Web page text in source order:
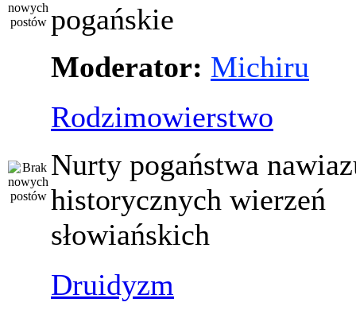
pogańskie
Moderator: Michiru
Rodzimowierstwo
Nurty pogaństwa
historycznych wierzeń
słowiańskich
Druidyzm